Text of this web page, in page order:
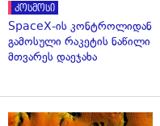
კოსმოსი
SpaceX-ის კონტროლიდან
გამოსული რაკეტის ნაწილი
მთვარეს დაეჯახა